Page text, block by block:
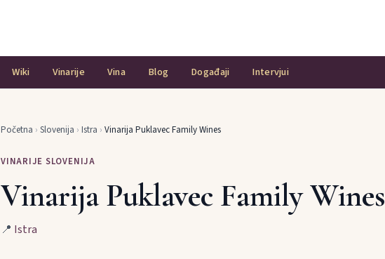
Wiki Vinarije Vina Blog Događaji Intervjui
Početna › Slovenija › Istra › Vinarija Puklavec Family Wines
VINARIJE SLOVENIJA
Vinarija Puklavec Family Wines
📍 Istra